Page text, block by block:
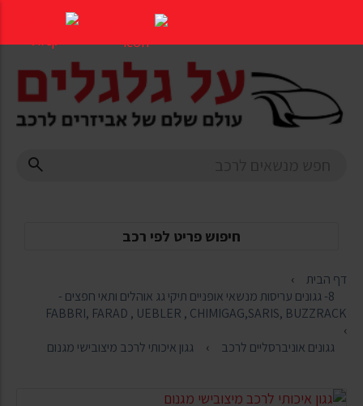
העמוד
חיפוש פריט לפי רכב
דף הבית
8- גגונים עריסות מנשאי אופניים תיקי גג אוהלים ותאי חפצים -
FABBRI, FARAD , UEBLER , CHIMIGAG,SARIS, BUZZRACK
גגונים אוניברסליים לרכב
גגון איכותי לרכב מיצובישי מגנום